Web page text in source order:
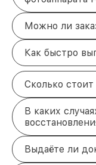
Можно ли
Как быстро
Сколько
В каких
Выдаёте ли